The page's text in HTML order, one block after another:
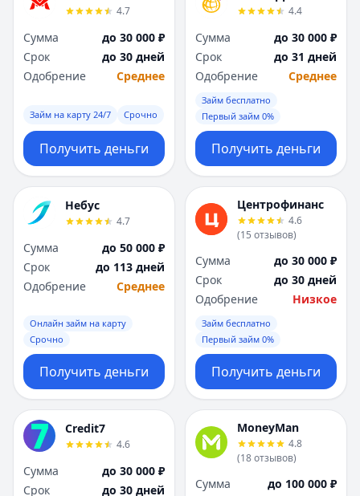
Самара
Санкт-Петербург
Саратов
Севастополь
Сочи
Сургут
Т
Тверь
Тольятти
Томск
Тула
Тюмень
Ульяновск
Х
Хабаровск
Ч
Чебоксары
Челябинск
Чита
Я
Ярославль
Вся Россия
Самара
Санкт-Петербург
Саратов
Севастополь
Сочи
Сургут
Т
Тверь
Тольятти
Томск
Тула
Тюмень
Ульяновск
Х
Хабаровск
Ч
Чебоксары
Челябинск
Чита
Я
Ярославль
Вся Россия
4.7
Сумма
до 30 000 ₽
Срок
до 30 дней
Одобрение
Среднее
Займ на карту 24/7 Срочно
Получить деньги
4.4
Сумма
до 30 000 ₽
Срок
до 31 дней
Одобрение
Среднее
Займ бесплатно
Первый займ 0%
Получить деньги
Небус
4.7
Сумма
до 50 000 ₽
Срок
до 113 дней
Одобрение
Среднее
Онлайн займ на карту
Срочно
Получить деньги
Центрофинанс
4.6
(15 отзывов)
Сумма
до 30 000 ₽
Срок
до 30 дней
Одобрение
Низкое
Займ бесплатно
Первый займ 0%
Получить деньги
Credit7
4.6
Сумма
до 30 000 ₽
Срок
до 30 дней
MoneyMan
4.8
(18отзывов)
Сумма
до 100 000 ₽